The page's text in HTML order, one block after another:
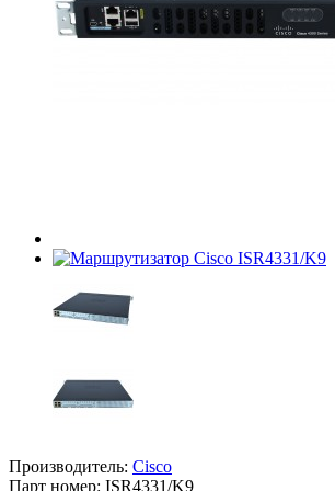
Производитель: Cisco
Парт номер: ISR4331/K9